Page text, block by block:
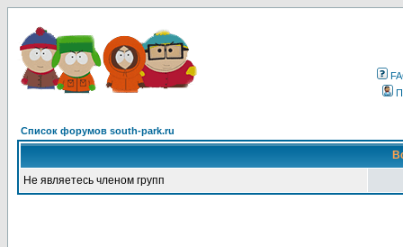
Список форумов south-park.ru
Не являетесь членом групп